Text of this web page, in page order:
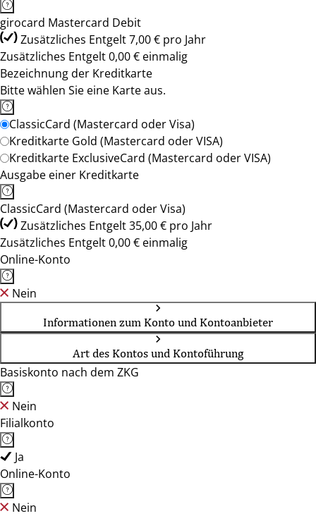
girocard Mastercard Debit
Zusätzliches Entgelt 7,00 € pro Jahr
Zusätzliches Entgelt 0,00 € einmalig
Bezeichnung der Kreditkarte
Bitte wählen Sie eine Karte aus.
ClassicCard (Mastercard oder Visa)
Kreditkarte Gold (Mastercard oder VISA)
Kreditkarte ExclusiveCard (Mastercard oder VISA)
Ausgabe einer Kreditkarte
ClassicCard (Mastercard oder Visa)
Zusätzliches Entgelt 35,00 € pro Jahr
Zusätzliches Entgelt 0,00 € einmalig
Online-Konto
Nein
Informationen zum Konto und Kontoanbieter
Art des Kontos und Kontoführung
Basiskonto nach dem ZKG
Nein
Filialkonto
Ja
Online-Konto
Nein